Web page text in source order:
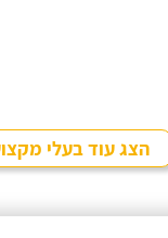
הצג עוד בעלי